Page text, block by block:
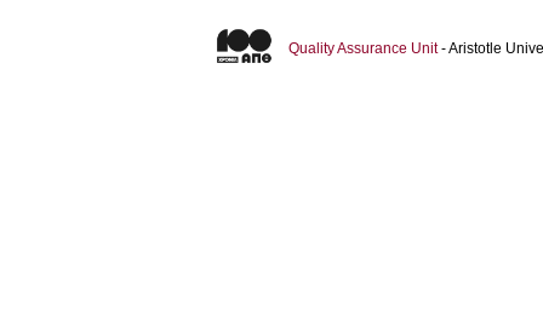
Quality Assurance Unit- Aristotle